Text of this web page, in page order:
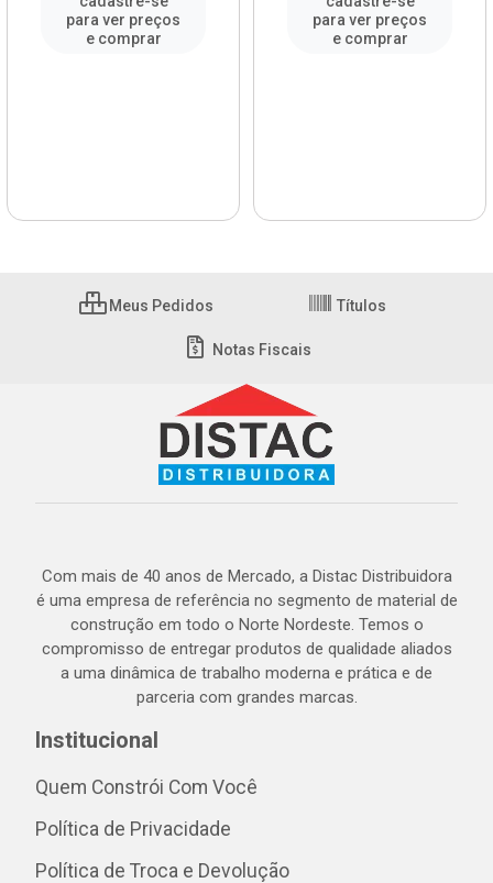
para ver preços
e comprar
para ver preços
e comprar
Meus Pedidos Títulos
Notas Fiscais
Com mais de 40 anos de Mercado, a Distac Distribuidora
é uma empresa de referência no segmento de material de
construção em todo o Norte Nordeste. Temos o
compromisso de entregar produtos de qualidade aliados
a uma dinâmica de trabalho moderna e prática e de
parceria com grandes marcas.
Institucional
Quem Constrói Com Você
Política de Privacidade
Política de Troca e Devolução